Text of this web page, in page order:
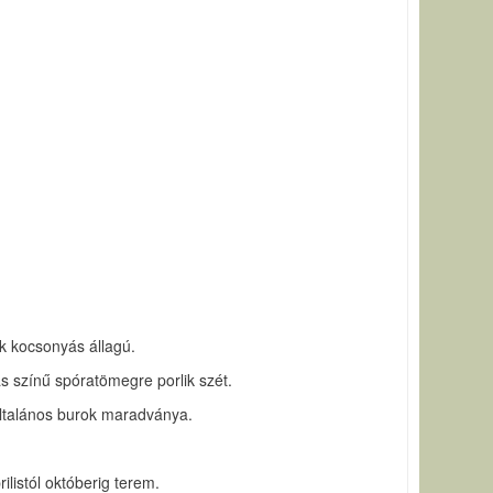
kocsonyás állagú.
színű spóratömegre porlik szét.
burok maradványa.
októberig terem.